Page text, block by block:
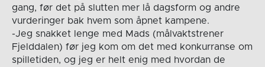
gang, før det på slutten mer lå dagsform og andre
vurderinger bak hvem som åpnet kampene.
-Jeg snakket lenge med Mads (målvaktstrener
Fjelddalen) før jeg kom om det med konkurranse om
spilletiden, og jeg er helt enig med hvordan de